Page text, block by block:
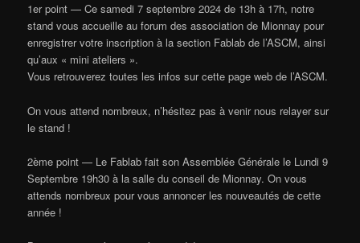
1er point — Ce samedi 7 septembre 2024 de 13h à 17h, notre
stand vous accueille au forum des association de Mionnay pour
enregistrer votre inscription à la section Fablab de l’ASCM, ainsi
qu’aux « mini ateliers ».
Vous retrouverez toutes les infos sur cette page web de l’ASCM.
On vous attend nombreux, n’hésitez pas à venir nous relayer sur
le stand !
2ème point — Le Fablab fait son Assemblée Générale le Lundi 9
Septembre 19h30 à la salle du conseil de Mionnay. On vous
attends nombreux pour vous annoncer les nouveautés de cette
année !